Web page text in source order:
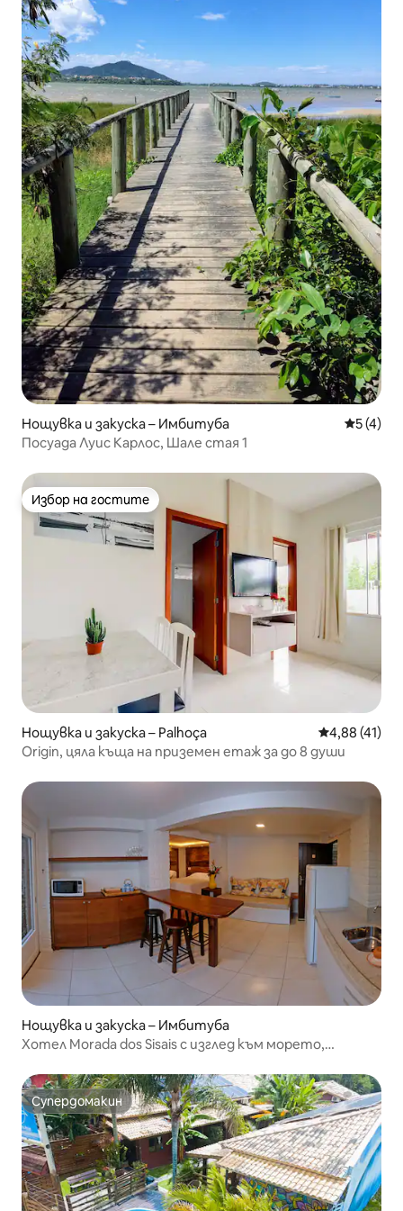
Нощувка и закуска – Имбитуба Средна
5 (4)
Посуада Луис Карлос, Шале стая 1
Избор на гостите
Избор на гостите
Нощувка и закуска – Palhoça Средна
4,88 (41)
Origin, цяла къща на приземен етаж за до 8 души
Нощувка и закуска – Имбитуба
Хотел Morada dos Sisais с изглед към морето,
Супердомакин
Супердомакин